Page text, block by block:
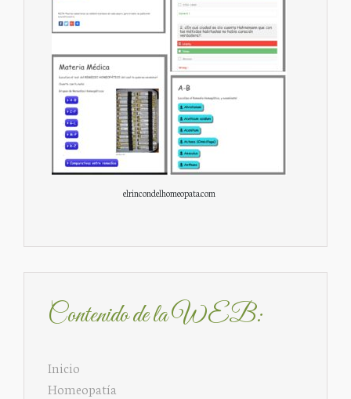
elrincondelhomeopata.com
Contenido de la WEB:
Inicio
Homeopatía